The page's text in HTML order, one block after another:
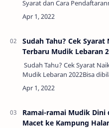
Syarat dan Cara
Indonesia (KAI) melalui KAI
kembali menyediakan
Sudah Tahu? Cek Syarat
Terbaru Mudik Lebaran
Sudah Tahu? Cek Syarat
Mudik Lebaran 2022Bisa
menggunakan alat
pesawat terbang memang
Ramai-ramai Mudik Dini
Macet ke Kampung